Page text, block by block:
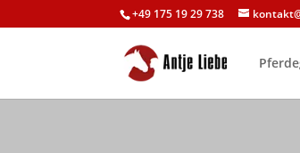
+49 175 19 29 738